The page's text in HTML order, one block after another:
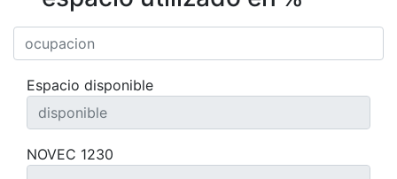
Espacio disponible
NOVEC 1230